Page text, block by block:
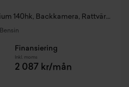
1,4 T-GDi Automat Premium 140hk, Backkamera, Rattvärme, Keyless
Bensin
Finansiering
Inkl. moms
2 087 kr/mån